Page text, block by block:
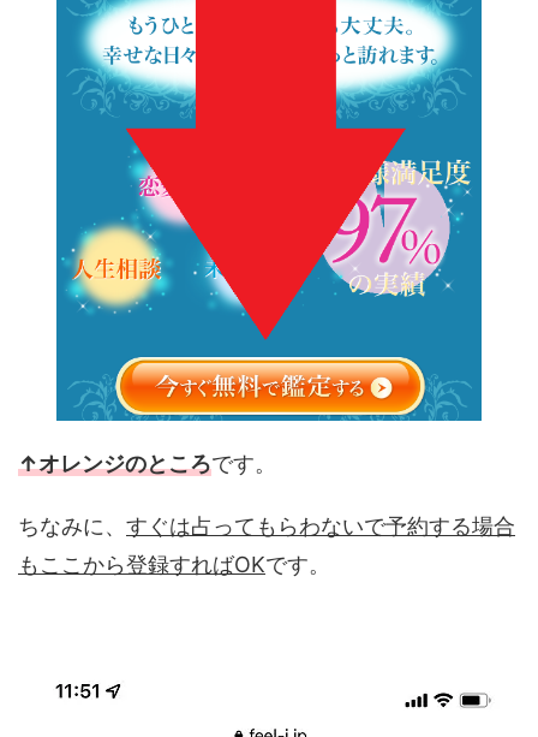
↑オレンジのところです。
ちなみに、 すぐは占ってもらわないで予約する場合
もここから登録すればOKです。